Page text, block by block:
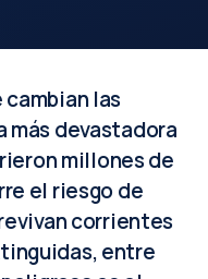
las
más devastadora
millones de
el riesgo de
corrientes
entre